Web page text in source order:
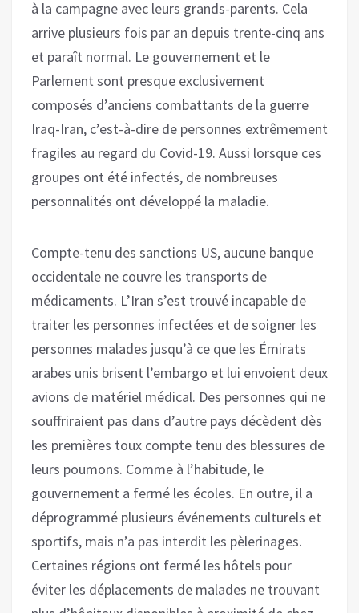
à la campagne avec leurs grands-parents. Cela
arrive plusieurs fois par an depuis trente-cinq ans
et paraît normal. Le gouvernement et le
Parlement sont presque exclusivement
composés d’anciens combattants de la guerre
Iraq-Iran, c’est-à-dire de personnes extrêmement
fragiles au regard du Covid-19. Aussi lorsque ces
groupes ont été infectés, de nombreuses
personnalités ont développé la maladie.
Compte-tenu des sanctions US, aucune banque
occidentale ne couvre les transports de
médicaments. L’Iran s’est trouvé incapable de
traiter les personnes infectées et de soigner les
personnes malades jusqu’à ce que les Émirats
arabes unis brisent l’embargo et lui envoient deux
avions de matériel médical. Des personnes qui ne
souffriraient pas dans d’autre pays décèdent dès
les premières toux compte tenu des blessures de
leurs poumons. Comme à l’habitude, le
gouvernement a fermé les écoles. En outre, il a
déprogrammé plusieurs événements culturels et
sportifs, mais n’a pas interdit les pèlerinages.
Certaines régions ont fermé les hôtels pour
éviter les déplacements de malades ne trouvant